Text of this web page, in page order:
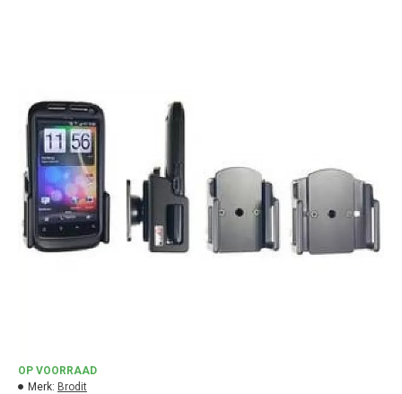
OP VOORRAAD
Merk: Brodit